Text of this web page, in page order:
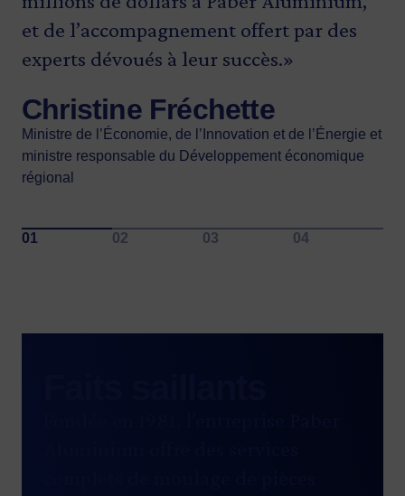
et de l’accompagnement offert par des
experts dévoués à leur succès.»
Christine Fréchette
Ministre de l’Économie, de l’Innovation et de l’Énergie et
ministre responsable du Développement économique
régional
l’équipe!»
Mathieu Rivest
Député de la Côte-du-Sud
Bicha Ngo
Investissement Québec pour son soutien
continu envers notre entreprise et nos
Bryan Paris
Président de Paber Aluminium